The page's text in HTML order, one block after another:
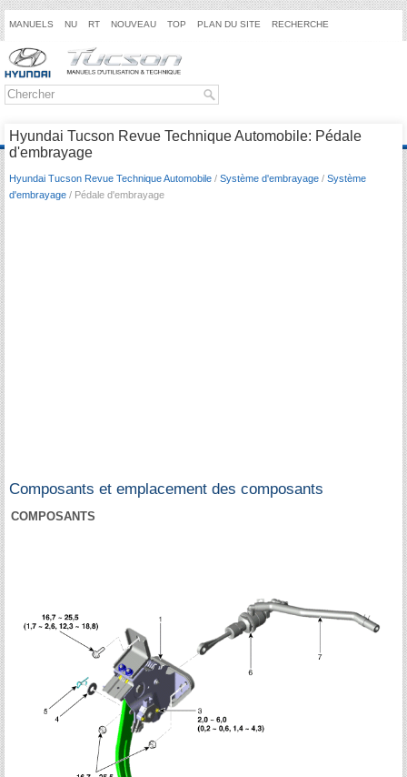
MANUELS NU RT NOUVEAU TOP PLAN DU SITE RECHERCHE
Hyundai Tucson Revue Technique Automobile: Pédale
d'embrayage
Hyundai Tucson Revue Technique Automobile / Système d'embrayage / Système
d'embrayage / Pédale d'embrayage
Composants et emplacement des composants
COMPOSANTS